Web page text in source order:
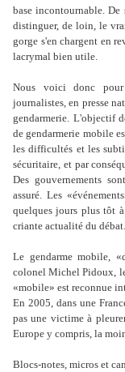
base incontournable.
distinguer, de loin, le
gorge s'en chargent en
lacrymal bien utile.
Nous voici donc
journalistes, en presse
gendarmerie. L'objectif
de gendarmerie mobile
les difficultés et les
sécuritaire, et par
Des gouvernements
assuré. Les
quelques jours plus tôt
criante actualité du débat.
Le gendarme mobile,
colonel Michel Pidoux,
«mobile» est reconnue
En 2005, dans une
pas une victime à
Europe y compris, la
Blocs-notes, micros et